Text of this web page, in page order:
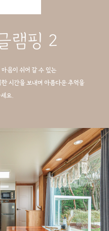
램핑 2
음이 쉬어 갈 수 있는
시간을 보내며 아름다운 추억을
요.